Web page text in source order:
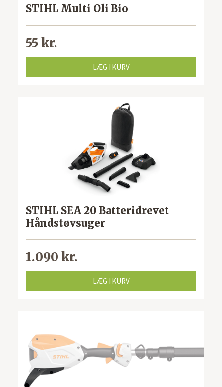
STIHL Multi Oli Bio
55 kr.
LÆG I KURV
STIHL SEA 20 Batteridrevet
Håndstøvsuger
1.090 kr.
LÆG I KURV